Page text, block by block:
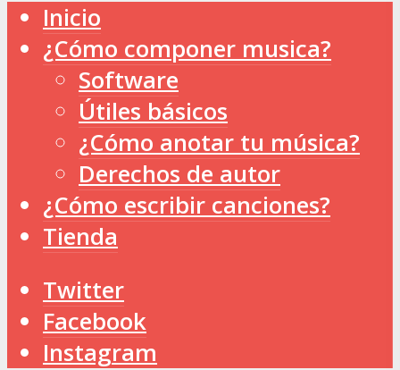
Inicio
¿Cómo componer musica?
Software
Útiles básicos
¿Cómo anotar tu música?
Derechos de autor
¿Cómo escribir canciones?
Tienda
Twitter
Facebook
Instagram